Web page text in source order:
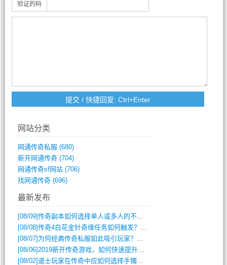
验证的码
网站分类
网通传奇私服 (680)
新开网通传奇(704)
网通传奇sf网站(706)
找网通传奇(696)
最新发布
[08/09]传奇副本如何选择单人或多人的不同模式？
[08/08]传奇4白花金针奇缘任务如何触发？完整攻略解析
[08/07] 为何经典传奇私服如此吸引玩家？深度攻略解析
[08/06]2019新开传奇游戏，如何快速提升角色等级？
[08/02]道士玩家在传奇中应如何选择手镯装备？